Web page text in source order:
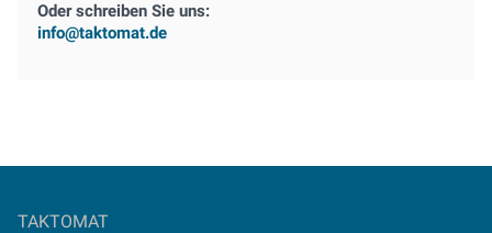
Oder schreiben Sie uns:
info@taktomat.de
TAKTOMAT